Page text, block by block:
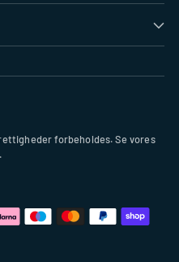
forbeholdes. Se vores